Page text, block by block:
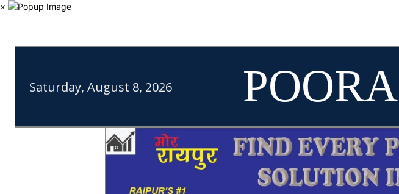
×
Saturday, August 8, 2026